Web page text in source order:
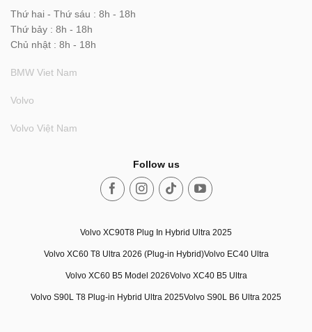
Volvo XC90T8 Plug In Hybrid Ultra 2025
Volvo XC60 T8 Ultra 2026 (Plug-in Hybrid)Volvo EC40 Ultra
Volvo XC60 B5 Model 2026Volvo XC40 B5 Ultra
Volvo S90L T8 Plug-in Hybrid Ultra 2025Volvo S90L B6 Ultra 2025
Thứ hai - Thứ sáu : 8h - 18h
Thứ bảy : 8h - 18h
Chủ nhật : 8h - 18h
BMW Viet Nam
Volvo
Volvo Việt Nam
Follow us